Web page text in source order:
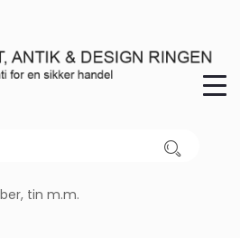
tin m.m.